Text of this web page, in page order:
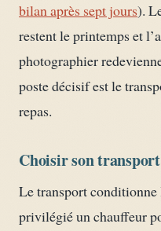
bilan après sept jours).
restent le printemps et
photographier
poste décisif est le
repas.
Choisir son transport
Le transport conditionne
privilégié un chauffeur